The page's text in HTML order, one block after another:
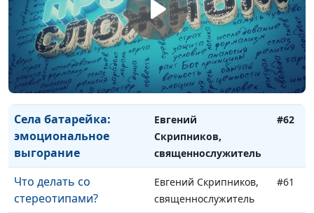
Принцип 80/20
Александр Кузнецов,
лайф-коуч
#64
Как управлять
эмоциями?
Евгений Скрипников,
священнослужитель
#63
Села батарейка:
эмоциональное
выгорание
Евгений
Скрипников,
священнослужитель
#62
Что делать со
стереотипами?
Евгений Скрипников,
священнослужитель
#61